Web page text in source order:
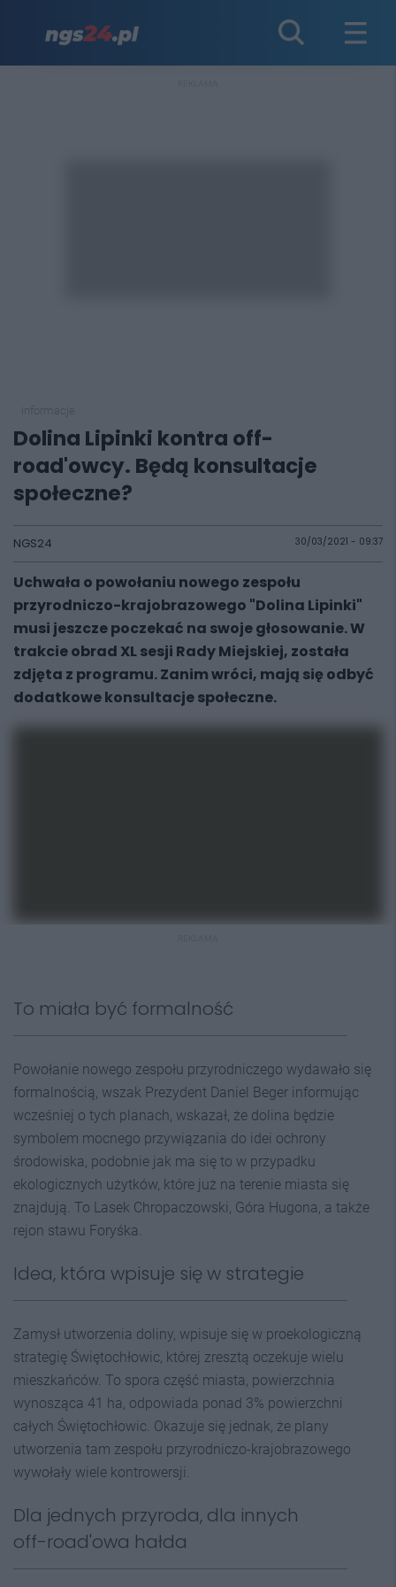
Dolina Lipinki kontra off-
road'owcy. Będą konsultacje
społeczne?
NGS24 30/03/2021 - 09:37
Uchwała o powołaniu nowego zespołu
przyrodniczo-krajobrazowego "Dolina Lipinki"
musi jeszcze poczekać na swoje głosowanie. W
trakcie obrad XL sesji Rady Miejskiej, została
zdjęta z programu. Zanim wróci, mają się odbyć
dodatkowe konsultacje społeczne.
To miała być formalność
Powołanie nowego zespołu przyrodniczego wydawało się
formalnością, wszak Prezydent Daniel Beger informując
wcześniej o tych planach, wskazał, że dolina będzie
symbolem mocnego przywiązania do idei ochrony
środowiska, podobnie jak ma się to w przypadku
ekologicznych użytków, które już na terenie miasta się
znajdują. To Lasek Chropaczowski, Góra Hugona, a także
rejon stawu Foryśka.
Idea, która wpisuje się w strategie
Zamysł utworzenia doliny, wpisuje się w proekologiczną
strategię Świętochłowic, której zresztą oczekuje wielu
mieszkańców. To spora część miasta, powierzchnia
wynosząca 41 ha, odpowiada ponad 3% powierzchni
całych Świętochłowic. Okazuje się jednak, że plany
utworzenia tam zespołu przyrodniczo-krajobrazowego
wywołały wiele kontrowersji.
Dla jednych przyroda, dla innych
off-road'owa hałda